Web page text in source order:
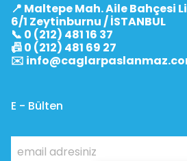
📍 Maltepe Mah. Aile Bahçesi
6/1 Zeytinburnu / İSTANBUL
📞 0 (212) 481 16 37
📠 0 (212) 481 69 27
✉️
E - Bülten